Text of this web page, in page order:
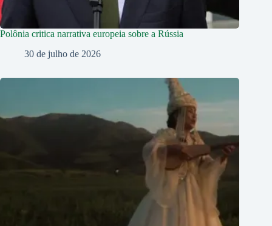
Polônia critica narrativa europeia sobre a Rússia
30 de julho de 2026